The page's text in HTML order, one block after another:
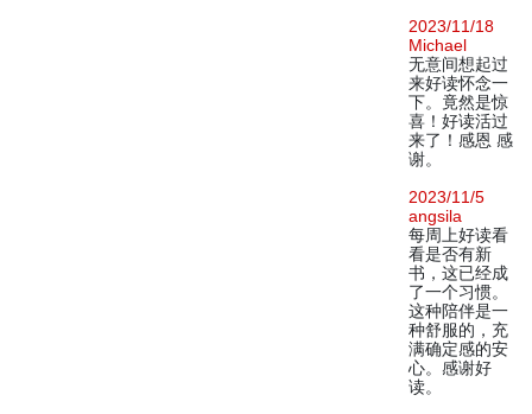
2023/11/18
Michael
无意间想起过
来好读怀念一
下。竟然是惊
喜！好读活过
来了！感恩 感
谢。
2023/11/5
angsila
每周上好读看
看是否有新
书，这已经成
了一个习惯。
这种陪伴是一
种舒服的，充
满确定感的安
心。感谢好
读。